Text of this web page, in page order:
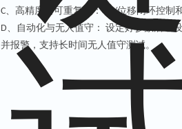
C、 高精度与可重复性：‌ 力/位移闭环控制
D、 自动化与无人值守： 设定好参数后，
并报警，支持长时间无人值守测试。